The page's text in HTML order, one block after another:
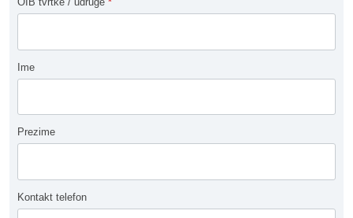
Ime
Prezime
Kontakt telefon